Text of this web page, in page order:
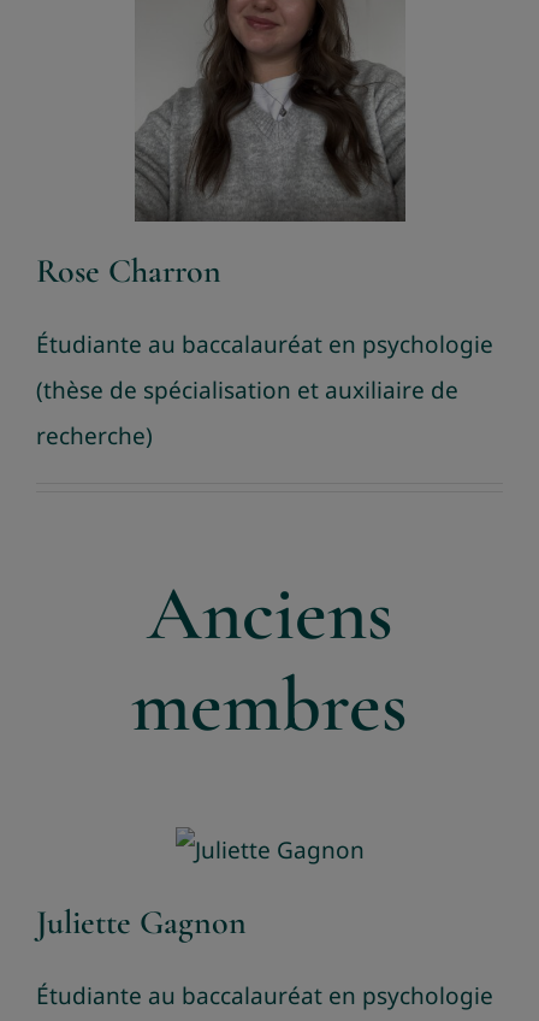
Rose Charron
Étudiante au baccalauréat en psychologie
(thèse de spécialisation et auxiliaire de
recherche)
Anciens
membres
Juliette Gagnon
Étudiante au baccalauréat en psychologie